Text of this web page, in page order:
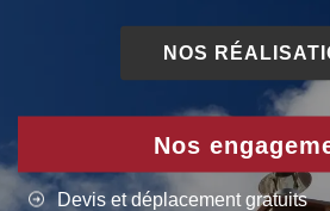
NOS
Nos
Devis et déplacement gratuits